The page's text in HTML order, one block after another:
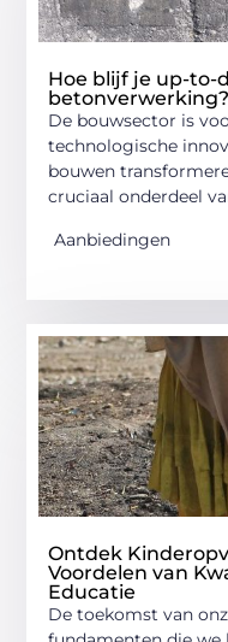
Hoe blijf je up-to-
betonverwerking?
De bouwsector is
technologische
bouwen
cruciaal onderdeel
Aanbiedingen
Ontdek
Voordelen van
Educatie
De toekomst van